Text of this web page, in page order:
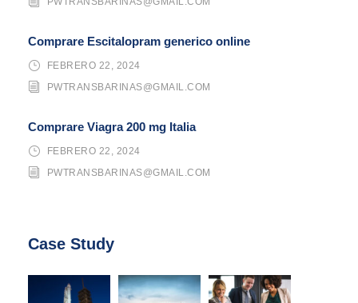
Comprare Escitalopram generico online
FEBRERO 22, 2024
PWTRANSBARINAS@GMAIL.COM
Comprare Viagra 200 mg Italia
FEBRERO 22, 2024
PWTRANSBARINAS@GMAIL.COM
Case Study